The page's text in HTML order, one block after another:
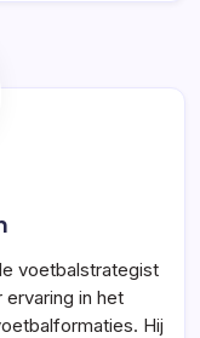
voetbalstrategist
in het
Hij